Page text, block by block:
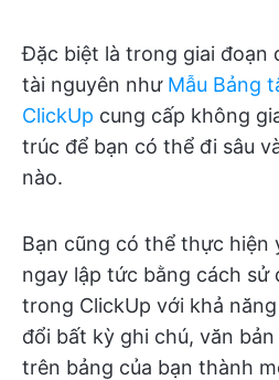
Đặc biệt là trong giai đoạn
tài nguyên như Mẫu Bảng
ClickUp cung cấp không
trúc để bạn có thể đi sâu
nào.
Bạn cũng có thể thực hiện
ngay lập tức bằng cách sử
trong ClickUp với khả
đổi bất kỳ ghi chú, văn
trên bảng của bạn thành